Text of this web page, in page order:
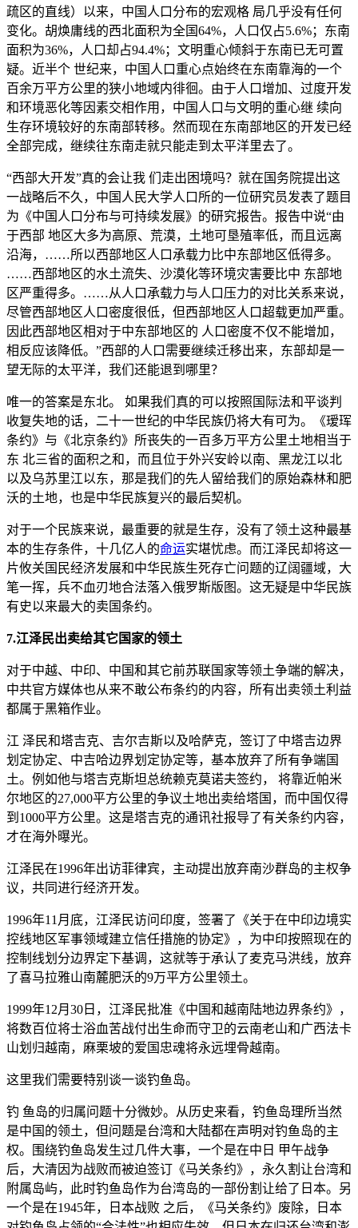
疏区的直线）以来，中国人口分布的宏观格 局几乎没有任何
变化。胡焕庸线的西北面积为全国64%，人口仅占5.6%；东南
面积为36%，人口却占94.4%；文明重心倾斜于东南已无可置
疑。近半个 世纪来，中国人口重心点始终在东南靠海的一个
百余万平方公里的狭小地域内徘徊。由于人口增加、过度开发
和环境恶化等因素交相作用，中国人口与文明的重心继 续向
生存环境较好的东南部转移。然而现在东南部地区的开发已经
全部完成，继续往东南走就只能走到太平洋里去了。
“西部大开发”真的会让我 们走出困境吗？就在国务院提出这
一战略后不久，中国人民大学人口所的一位研究员发表了题目
为《中国人口分布与可持续发展》的研究报告。报告中说“由
于西部 地区大多为高原、荒漠，土地可垦殖率低，而且远离
沿海，……所以西部地区人口承载力比中东部地区低得多。
……西部地区的水土流失、沙漠化等环境灾害要比中 东部地
区严重得多。……从人口承载力与人口压力的对比关系来说，
尽管西部地区人口密度很低，但西部地区人口超载更加严重。
因此西部地区相对于中东部地区的 人口密度不仅不能增加，
相反应该降低。”西部的人口需要继续迁移出来，东部却是一
望无际的太平洋，我们还能退到哪里？
唯一的答案是东北。 如果我们真的可以按照国际法和平谈判
收复失地的话，二十一世纪的中华民族仍将大有可为。《瑷珲
条约》与《北京条约》所丧失的一百多万平方公里土地相当于
东 北三省的面积之和，而且位于外兴安岭以南、黑龙江以北
以及乌苏里江以东，那是我们的先人留给我们的原始森林和肥
沃的土地，也是中华民族复兴的最后契机。
对于一个民族来说，最重要的就是生存，没有了领土这种最基
本的生存条件，十几亿人的命运实堪忧虑。而江泽民却将这一
片攸关国民经济发展和中华民族生死存亡问题的辽阔疆域，大
笔一挥，兵不血刃地合法落入俄罗斯版图。这无疑是中华民族
有史以来最大的卖国条约。
7.江泽民出卖给其它国家的领土
对于中越、中印、中国和其它前苏联国家等领土争端的解决，
中共官方媒体也从来不敢公布条约的内容，所有出卖领土利益
都属于黑箱作业。
江 泽民和塔吉克、吉尔吉斯以及哈萨克，签订了中塔吉边界
划定协定、中吉哈边界划定协定等，基本放弃了所有争端国
土。例如他与塔吉克斯坦总统赖克莫诺夫签约， 将靠近帕米
尔地区的27,000平方公里的争议土地出卖给塔国，而中国仅得
到1000平方公里。这是塔吉克的通讯社报导了有关条约内容，
才在海外曝光。
江泽民在1996年出访菲律宾，主动提出放弃南沙群岛的主权争
议，共同进行经济开发。
1996年11月底，江泽民访问印度，签署了《关于在中印边境实
控线地区军事领域建立信任措施的协定》，为中印按照现在的
控制线划分边界定下基调，这就等于承认了麦克马洪线，放弃
了喜马拉雅山南麓肥沃的9万平方公里领土。
1999年12月30日，江泽民批准《中国和越南陆地边界条约》，
将数百位将士浴血苦战付出生命而守卫的云南老山和广西法卡
山划归越南，麻栗坡的爱国忠魂将永远埋骨越南。
这里我们需要特别谈一谈钓鱼岛。
钓 鱼岛的归属问题十分微妙。从历史来看，钓鱼岛理所当然
是中国的领土，但问题是台湾和大陆都在声明对钓鱼岛的主
权。围绕钓鱼岛发生过几件大事，一个是在中日 甲午战争
后，大清因为战败而被迫签订《马关条约》，永久割让台湾和
附属岛屿，此时钓鱼岛作为台湾岛的一部份割让给了日本。另
一个是在1945年，日本战败 之后，《马关条约》废除，日本